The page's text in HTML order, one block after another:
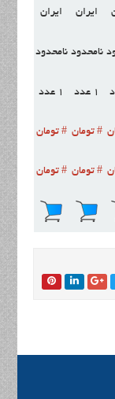
ایران ایران
نامحدود نامحدود
1 عدد 1 عدد
# تومان # تومان
# تومان # تومان